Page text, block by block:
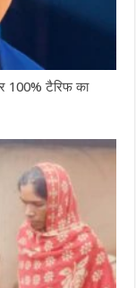
100% टैरिफ का